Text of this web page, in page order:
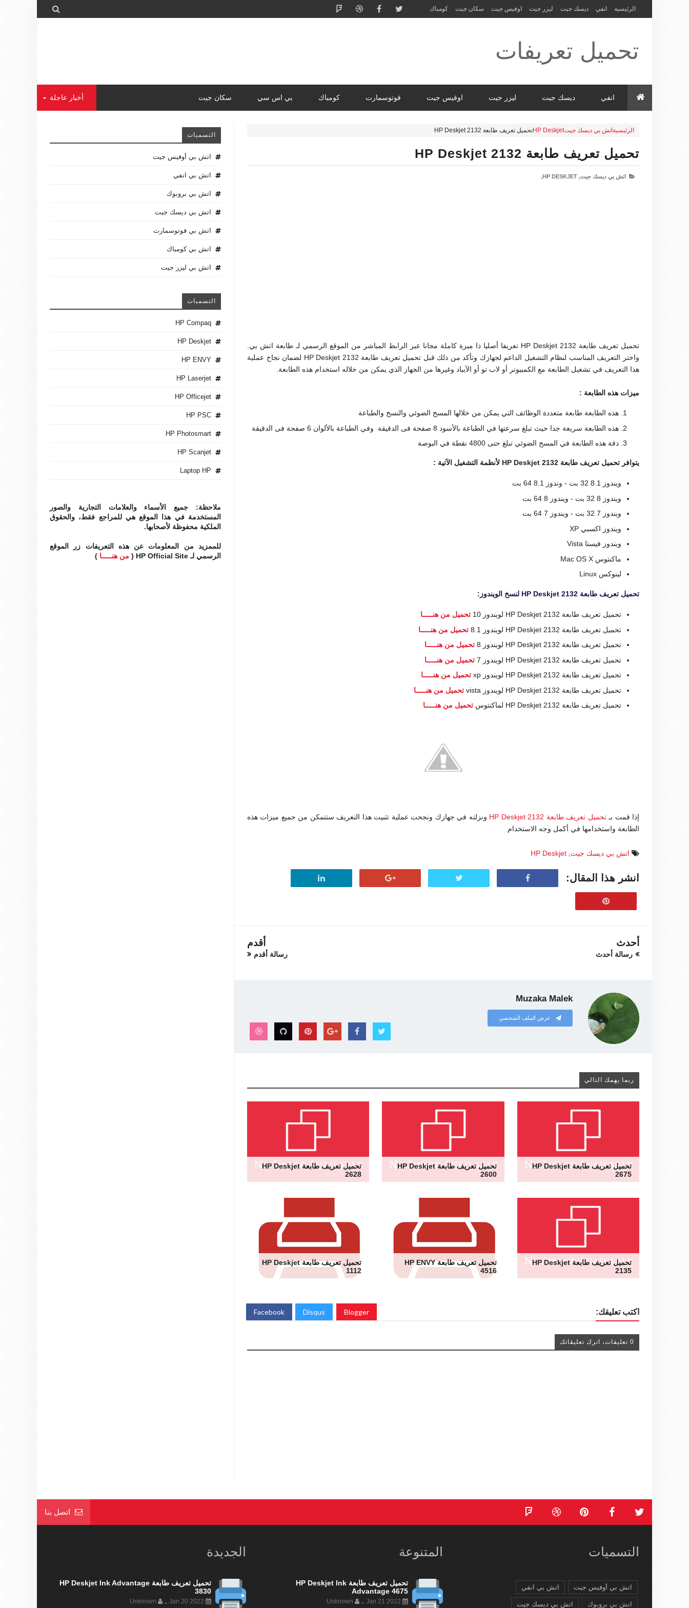
الرئيسية انفي ديسك جيت ليزر جيت اوفيس جيت سكان جيت كومباك 
تحميل تعريفات
طابعة ولاب
توب HP Driver
انفي ديسك جيت ليزر جيت اوفيس جيت فوتوسمارت كومباك بي اس سي سكان جيت أخبار عاجلة
الرئيسية اتش بي ديسك جيتHP Deskjetتحميل تعريف طابعة HP Deskjet 2132
تحميل تعريف طابعة HP Deskjet 2132
اتش بي ديسك جيت, HP DESKJET,
تحميل تعريف طابعة HP Deskjet 2132 تعريفا أصليا ذا ميزة كاملة مجانا عبر الرابط المباشر من الموقع الرسمي لـ طابعة اتش بي.
واختر التعريف المناسب لنظام التشغيل الداعم لجهازك وتأكد من ذلك قبل تحميل تعريف طابعة HP Deskjet 2132 لضمان نجاح عملية
هذا التعريف في تشغيل الطابعة مع الكمبيوتر أو لاب تو أو الآيباد وغيرها من الجهاز الذي يمكن من خلاله استخدام هذه الطابعة.
ميزات هذه الطابعة :
هذه الطابعة طابعة متعددة الوظائف التي يمكن من خلالها المسح الضوئي والنسخ والطباعة
هذه الطابعة سريعة جدا حيث تبلغ سرعتها في الطباعة بالأسود 8 صفحة فى الدقيقة وفي الطباعة بالألوان 6 صفحة فى الدقيقة
دقة هذه الطابعة في المسح الضوئي تبلغ حتى 4800 نقطة في البوصة
يتوافر تحميل تعريف طابعة HP Deskjet 2132 لأنظمة التشغيل الآتية :
ويندوز 8.1 32 بت - وندوز 8.1 64 بت
ويندوز 8 32 بت - ويندوز 8 64 بت
ويندوز 7 32 بت - ويندوز 7 64 بت
ويندوز اكسبي XP
ويندوز فيستا Vista
ماكنتوس Mac OS X
لينوكس Linux
تحميل تعريف طابعة HP Deskjet 2132 لنسخ الويندوز:
تحميل تعريف طابعة HP Deskjet 2132 لويندوز 10
تحميل من هنـــــا
تحميل تعريف طابعة HP Deskjet 2132 لويندوز 8.1
تحميل من هنـــــا
تحميل تعريف طابعة HP Deskjet 2132 لويندوز 8
تحميل من هنـــــا
تحميل تعريف طابعة HP Deskjet 2132 لويندوز 7
تحميل من هنـــــا
تحميل تعريف طابعة HP Deskjet 2132 لويندوز xp
تحميل من هنـــــا
تحميل تعريف طابعة HP Deskjet 2132 لويندوز vista
تحميل من هنـــــا
تحميل تعريف طابعة HP Deskjet 2132 لماكنتوس
تحميل من هنـــــا
إذا قمت بـتحميل تعريف طابعة HP Deskjet 2132
ونزلته في جهازك ونجحت عملية تثبيت هذا التعريف ستتمكن من جميع ميزات هذه
الطابعة واستخدامها في أكمل وجه الاستخدام
اتش بي ديسك جيت HP Deskjet
انشر هذا المقال:
أحدث
رسالة أحدث
أقدم
رسالة أقدم
Muzaka Malek
عرض الملف الشخصي
ربما يهمك التالي
تحميل تعريف طابعة HP Deskjet
2675
تحميل تعريف طابعة HP Deskjet
2600
تحميل تعريف طابعة HP Deskjet
2628
تحميل تعريف طابعة HP Deskjet
2135
تحميل تعريف طابعة HP ENVY
4516
تحميل تعريف طابعة HP Deskjet
1112
اكتب تعليقك: Blogger
Disqus
Facebook
0 تعليقات، اترك تعليقاتك
التسميات
اتش بي أوفيس جيت
اتش بي انفي
اتش بي بروبوك
اتش بي ديسك جيت
اتش بي فوتوسمارت
اتش بي كومباك
اتش بي ليزر جيت
التسميات
HP Compaq
HP Deskjet
HP ENVY
HP Laserjet
HP Officejet
HP PSC
HP Photosmart
HP Scanjet
Laptop HP
ملاحظة: جميع الأسماء والعلامات التجارية والصور
المستخدمة في هذا الموقع هي للمراجع فقط، والحقوق
الملكية محفوظة لأصحابها.
للممزيد من المعلومات عن هذه التعريفات زر الموقع
الرسمي لـ HP Official Site (
من هنـــــا )
اتصل بنا
التسميات
اتش بي أوفيس جيت اتش بي انفي
اتش بي بروبوك اتش بي ديسك جيت
المتنوعة
تحميل تعريف طابعة HP Deskjet Ink
Advantage 4675
-
الجديدة
تحميل تعريف طابعة HP Deskjet Ink Advantage
3830
Jan 20 2022
-
Unknown